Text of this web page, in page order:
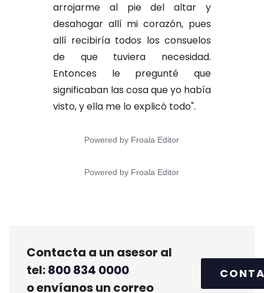
arrojarme al pie del altar y
desahogar allí mi corazón, pues
allí recibiría todos los consuelos
de que tuviera necesidad.
Entonces le pregunté que
significaban las cosa que yo había
visto, y ella me lo explicó todo".
Powered by Froala Editor
Powered by Froala Editor
Contacta a un asesor al
tel:800 834 0000
o envíanos un correo